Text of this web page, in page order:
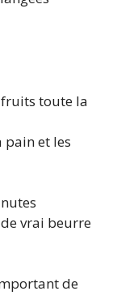
toute la
pain et les
vrai beurre
de